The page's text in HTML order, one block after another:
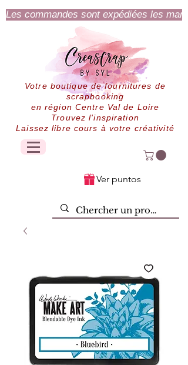
Les commandes sont expédiées les
Votre boutique de fournitures de
scrapbooking
en région Centre Val de Loire
Trouvez l'inspiration
Laissez libre cours à votre créativité
Ver puntos